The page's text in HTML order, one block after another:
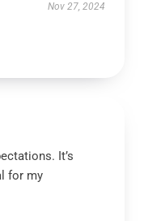
Nov 27, 2024
It’s
for my